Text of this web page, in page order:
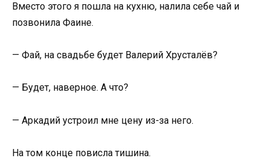
Вместо этого я пошла на кухню, налила себе чай и
позвонила Фаине.
— Фай, на свадьбе будет Валерий Хрусталёв?
— Будет, наверное. А что?
— Аркадий устроил мне цену из-за него.
На том конце повисла тишина.